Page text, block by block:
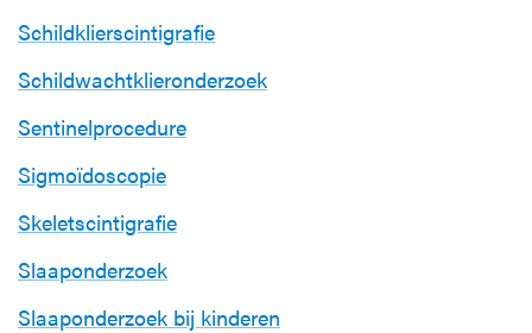
Schildklierscintigrafie
Schildwachtklieronderzoek
Sentinelprocedure
Sigmoïdoscopie
Skeletscintigrafie
Slaaponderzoek
Slaaponderzoek bij kinderen